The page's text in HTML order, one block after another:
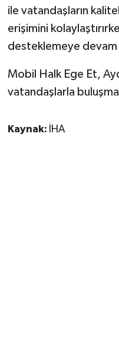
ile vatandaşların
erişimini
desteklemeye
Mobil Halk Ege Et,
vatandaşlarla
Kaynak: İHA